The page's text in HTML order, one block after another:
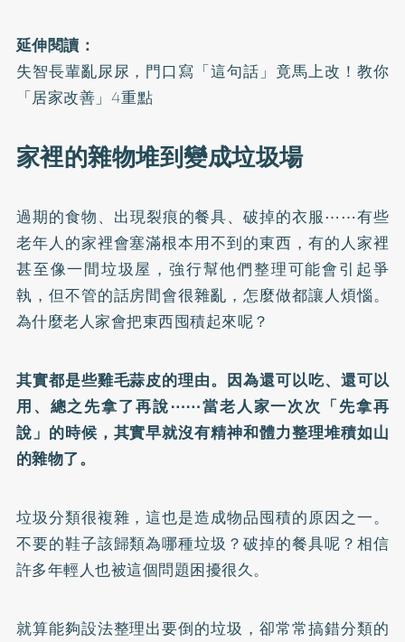
延伸閱讀：
失智長輩亂尿尿，門口寫「這句話」竟馬上改！教你
「居家改善」4重點
家裡的雜物堆到變成垃圾場
過期的食物、出現裂痕的餐具、破掉的衣服⋯⋯有些
老年人的家裡會塞滿根本用不到的東西，有的人家裡
甚至像一間垃圾屋，強行幫他們整理可能會引起爭
執，但不管的話房間會很雜亂，怎麼做都讓人煩惱。
為什麼老人家會把東西囤積起來呢？
其實都是些雞毛蒜皮的理由。因為還可以吃、還可以
用、總之先拿了再說⋯⋯當老人家一次次「先拿再
說」的時候，其實早就沒有精神和體力整理堆積如山
的雜物了。
垃圾分類很複雜，這也是造成物品囤積的原因之一。
不要的鞋子該歸類為哪種垃圾？破掉的餐具呢？相信
許多年輕人也被這個問題困擾很久。
就算能夠設法整理出要倒的垃圾，卻常常搞錯分類的